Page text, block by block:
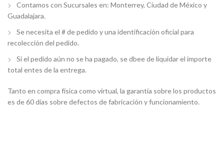
Contamos con Sucursales en: Monterrey, Ciudad de México y
Guadalajara.
Se necesita el # de pedido y una identificación oficial para
recolección del pedido.
Si el pedido aún no se ha pagado, se dbee de liquidar el importe
total entes de la entrega.
Tanto en compra física como virtual, la garantía sobre los productos
es de 60 días sobre defectos de fabricación y funcionamiento.